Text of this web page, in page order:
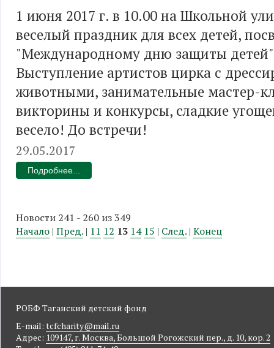
1 июня 2017 г. в 10.00 на Школьной
веселый праздник для всех детей,
"Международному дню защиты
Выступление артистов цирка с
животными, занимательные мастер-
викторины и конкурсы, сладкие
весело! До встречи!
29.05.2017
Подробнее...
Новости 241 - 260 из 349
Начало | Пред. | 11 12 13 14 15 | След. | Конец
РОБФ Таганский детский фонд
E-mail: tcfcharity@mail.ru
Адрес: 109147, г. Москва, Большой Рогожский пер., д. 10, кор. 2